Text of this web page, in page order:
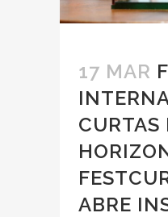
17 MAR
CURTAS
ABRE